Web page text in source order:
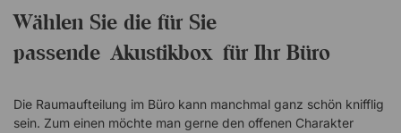
Geräusche Einfaches Zusammenbauen mit Klick-Beschlägen
Wählen Sie die für Sie
passende Akustikbox für Ihr Büro
Die Raumaufteilung im Büro kann manchmal ganz schön knifflig
sein. Zum einen möchte man gerne den offenen Charakter